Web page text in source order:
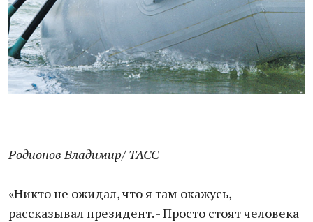
Родионов Владимир/ ТАСС
«Никто не ожидал, что я там окажусь, -
рассказывал президент. - Просто стоят человека